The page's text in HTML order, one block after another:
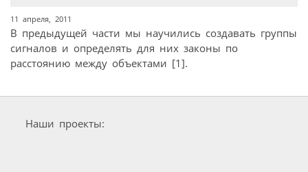
11 апреля, 2011
В предыдущей части мы научились создавать группы
сигналов и определять для них законы по
расстоянию между объектами [1].
Наши проекты: